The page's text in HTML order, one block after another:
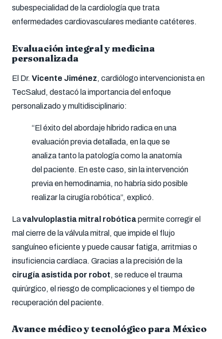
subespecialidad de la cardiología que trata
enfermedades cardiovasculares mediante catéteres.
Evaluación integral y medicina
personalizada
El Dr. Vicente Jiménez, cardiólogo intervencionista en
TecSalud, destacó la importancia del enfoque
personalizado y multidisciplinario:
“El éxito del abordaje híbrido radica en una
evaluación previa detallada, en la que se
analiza tanto la patología como la anatomía
del paciente. En este caso, sin la intervención
previa en hemodinamia, no habría sido posible
realizar la cirugía robótica”, explicó.
Lavalvuloplastia mitral robóticapermite corregir el
mal cierre de la válvula mitral, que impide el flujo
sanguíneo eficiente y puede causar fatiga, arritmias o
insuficiencia cardíaca. Gracias a la precisión de la
cirugía asistida por robot, se reduce el trauma
quirúrgico, el riesgo de complicaciones y el tiempo de
recuperación del paciente.
Avance médico y tecnológico para México